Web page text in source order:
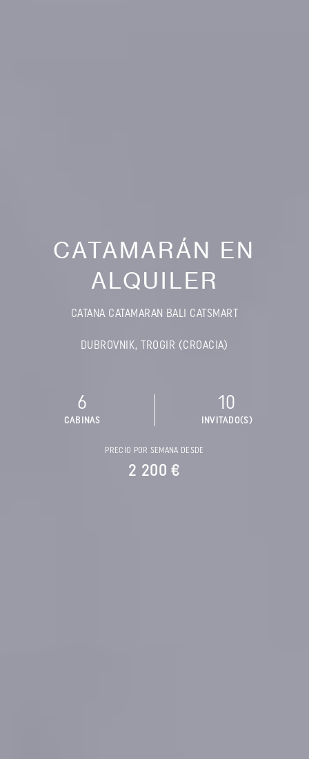
CATAMARÁN EN
ALQUILER
CATANA CATAMARAN BALI CATSMART
DUBROVNIK, TROGIR (CROACIA)
6
CABINAS
10
INVITADO(S)
PRECIO POR SEMANA DESDE
2 200 €